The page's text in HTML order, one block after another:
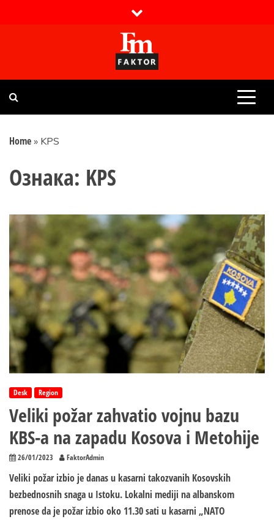
Faktor magazin
Uvijek presudan
Home » KPS
Ознака: KPS
Desk Region
Veliki požar zahvatio vojnu bazu
KBS-a na zapadu Kosova i Metohije
26/01/2023 FaktorAdmin
Veliki požar izbio je danas u kasarni takozvanih Kosovskih
bezbednosnih snaga u Istoku. Lokalni mediji na albanskom
prenose da je požar izbio oko 11.30 sati u kasarni „NATO